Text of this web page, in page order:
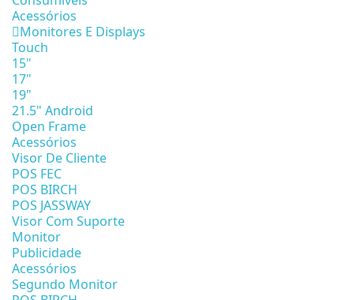
Acessórios
Monitores E Displays
Touch
15"
17"
19"
21.5" Android
Open Frame
Acessórios
Visor De Cliente
POS FEC
POS BIRCH
POS JASSWAY
Visor Com Suporte
Monitor
Publicidade
Acessórios
Segundo Monitor